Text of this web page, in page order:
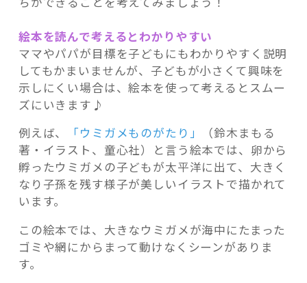
絵本を読んで考えるとわかりやすい
ママやパパが目標を子どもにもわかりやすく説明
してもかまいませんが、子どもが小さくて興味を
示しにくい場合は、絵本を使って考えるとスムー
ズにいきます♪
例えば、
「ウミガメものがたり」
（鈴木まもる
著・イラスト、童心社）と言う絵本では、卵から
孵ったウミガメの子どもが太平洋に出て、大きく
なり子孫を残す様子が美しいイラストで描かれて
います。
この絵本では、大きなウミガメが海中にたまった
ゴミや網にからまって動けなくシーンがありま
す。